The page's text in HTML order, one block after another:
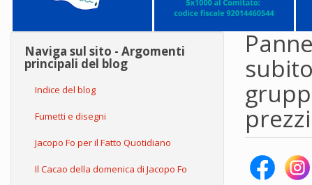
Naviga sul sito - Argomenti
principali del blog
Indice del blog
Fumetti e disegni
Jacopo Fo per il Fatto Quotidiano
Il Cacao della domenica di Jacopo Fo